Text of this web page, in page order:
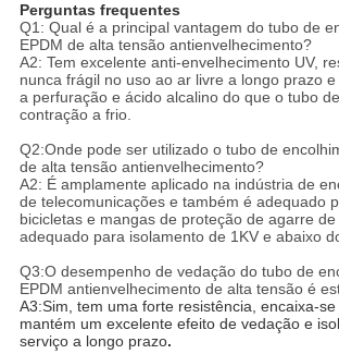
Perguntas frequentes
Q1: Qual é a principal vantagem do tubo de
EPDM de alta tensão antienvelhecimento?
A2: Tem excelente anti-envelhecimento UV,
nunca frágil no uso ao ar livre a longo prazo
a perfuração e ácido alcalino do que o tubo
contração a frio.
Q2:Onde pode ser utilizado o tubo de
de alta tensão antienvelhecimento?
A2: É amplamente aplicado na indústria de
de telecomunicações e também é adequado
bicicletas e mangas de proteção de agarre
adequado para isolamento de 1KV e abaixo
Q3:O desempenho de vedação do tubo de
EPDM antienvelhecimento de alta tensão é
A3:Sim, tem uma forte resistência, encaixa-
mantém um excelente efeito de vedação e
serviço a longo prazo.